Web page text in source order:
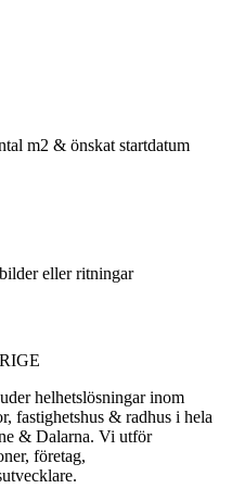
m2 & önskat startdatum
eller ritningar
helhetslösningar inom
fastighetshus & radhus i hela
& Dalarna. Vi utför
företag,